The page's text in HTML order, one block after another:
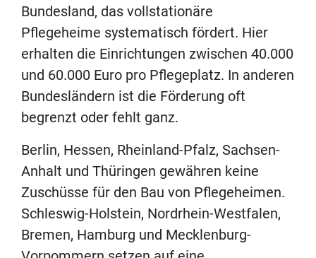
Bundesland, das vollstationäre
Pflegeheime systematisch fördert. Hier
erhalten die Einrichtungen zwischen 40.000
und 60.000 Euro pro Pflegeplatz. In anderen
Bundesländern ist die Förderung oft
begrenzt oder fehlt ganz.
Berlin, Hessen, Rheinland-Pfalz, Sachsen-
Anhalt und Thüringen gewähren keine
Zuschüsse für den Bau von Pflegeheimen.
Schleswig-Holstein, Nordrhein-Westfalen,
Bremen, Hamburg und Mecklenburg-